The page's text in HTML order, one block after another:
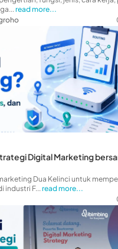
read more...
Digital Marketing
Dua Kelinci untuk
industri F...read more...